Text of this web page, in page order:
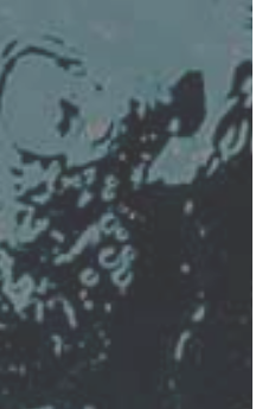
Fondo
Eventi
Grand Prix
e documenti
e Classifiche
Primati
Azzurri
News
News
Eventi
e documenti
e Classifiche
d'oro - Primati